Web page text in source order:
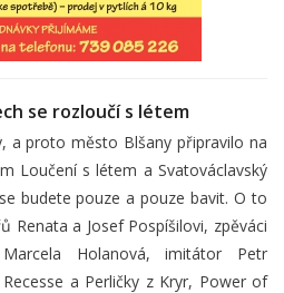
se rozloučí s létem
a proto město Blšany připravilo na
Loučení s létem a Svatováclavský
budete pouze a pouze bavit. O to
Renata a Josef Pospíšilovi, zpěváci
Holanová, imitátor Petr
a Perličky z Kryr, Power of